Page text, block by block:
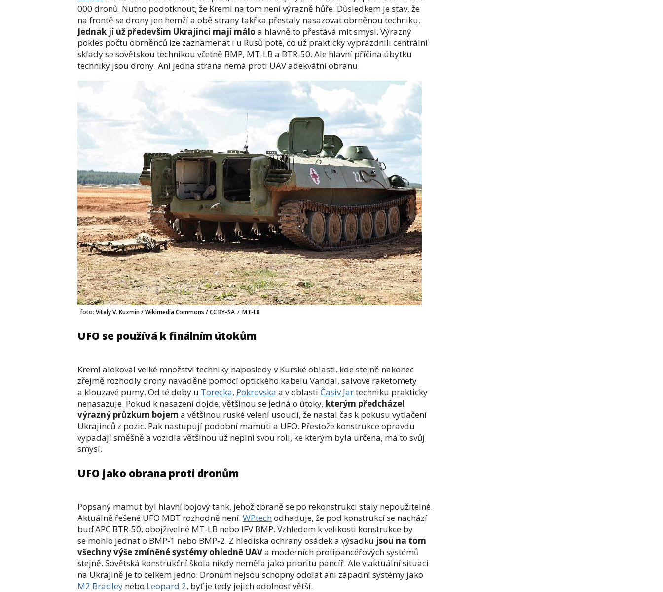
000 dronů. Nutno podotknout, že Kreml na tom není výrazně hůře. Důsledkem je stav, že
na frontě se drony jen hemží a obě strany takřka přestaly nasazovat obrněnou techniku.
Jednak jí už především Ukrajinci mají málo a hlavně to přestává mít smysl. Výrazný
pokles počtu obrněnců lze zaznamenat i u Rusů poté, co už prakticky vyprázdnili centrální
sklady se sovětskou technikou včetně BMP, MT-LB a BTR-50. Ale hlavní příčina úbytku
techniky jsou drony. Ani jedna strana nemá proti UAV adekvátní obranu.
foto: Vitaly V. Kuzmin / Wikimedia Commons / CC BY-SA / MT-LB
UFO se používá k finálním útokům
Kreml alokoval velké množství techniky naposledy v Kurské oblasti, kde stejně nakonec
zřejmě rozhodly drony naváděné pomocí optického kabelu Vandal, salvové raketomety
a klouzavé pumy. Od té doby u Torecka, Pokrovska a v oblasti Časiv Jartechniku prakticky
nenasazuje. Pokud k nasazení dojde, většinou se jedná o útoky, kterým předcházel
výrazný průzkum bojem a většinou ruské velení usoudí, že nastal čas k pokusu vytlačení
Ukrajinců z pozic. Pak nastupují podobní mamuti a UFO. Přestože konstrukce opravdu
vypadají směšně a vozidla většinou už neplní svou roli, ke kterým byla určena, má to svůj
smysl.
UFO jako obrana proti dronům
Popsaný mamut byl hlavní bojový tank, jehož zbraně se po rekonstrukci staly nepoužitelné.
Aktuálně řešené UFO MBT rozhodně není. WPtech odhaduje, že pod konstrukcí se nachází
buď APC BTR-50, obojživelné MT-LB nebo IFV BMP. Vzhledem k velikosti konstrukce by
se mohlo jednat o BMP-1 nebo BMP-2. Z hlediska ochrany osádek a výsadku jsou na tom
všechny výše zmíněné systémy ohledně UAVa moderních protipancéřových systémů
stejně. Sovětská konstrukční škola nikdy neměla jako prioritu pancíř. Ale v aktuální situaci
na Ukrajině je to celkem jedno. Dronům nejsou schopny odolat ani západní systémy jako
M2 Bradley nebo Leopard 2, byť je tedy jejich odolnost větší.